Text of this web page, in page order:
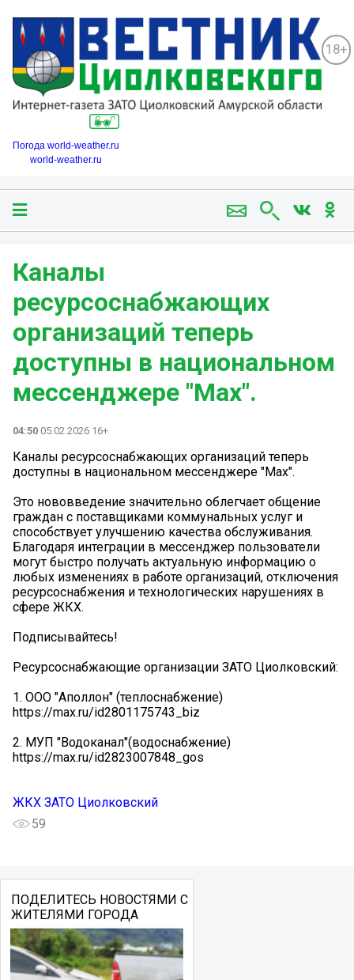
18+
Погода world-weather.ru
world-weather.ru
Каналы
ресурсоснабжающих
организаций теперь
доступны в национальном
мессенджере "Мах".
04:50 05.02.2026 16+
Каналы ресурсоснабжающих организаций теперь
доступны в национальном мессенджере "Мах".
Это нововведение значительно облегчает общение
граждан с поставщиками коммунальных услуг и
способствует улучшению качества обслуживания.
Благодаря интеграции в мессенджер пользователи
могут быстро получать актуальную информацию о
любых изменениях в работе организаций, отключения
ресурсоснабжения и технологических нарушениях в
сфере ЖКХ.
Подписывайтесь!
Ресурсоснабжающие организации ЗАТО Циолковский:
1. ООО "Аполлон" (теплоснабжение)
https://max.ru/id2801175743_biz
2. МУП "Водоканал"(водоснабжение)
https://max.ru/id2823007848_gos
ЖКХ ЗАТО Циолковский
59
ПОДЕЛИТЕСЬ НОВОСТЯМИ С
ЖИТЕЛЯМИ ГОРОДА